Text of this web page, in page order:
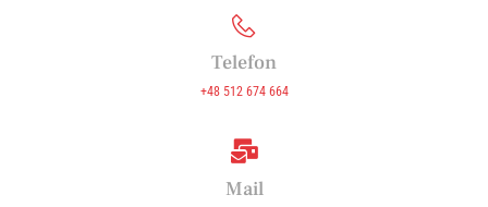
Telefon
+48 512 674 664
Mail